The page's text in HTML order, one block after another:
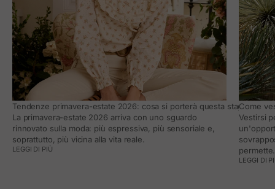
Tendenze primavera-estate 2026: cosa si porterà questa stagione e
La primavera-estate 2026 arriva con uno sguardo
rinnovato sulla moda: più espressiva, più sensoriale e,
soprattutto, più vicina alla vita reale.
LEGGI DI PIÙ
Come
Vestirsi
permette.
LEGGI DI